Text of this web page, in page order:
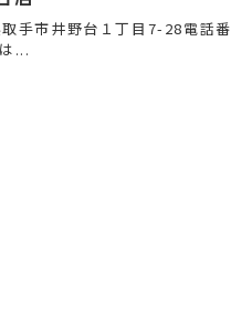
取手市井野台１丁目7-28電話
...